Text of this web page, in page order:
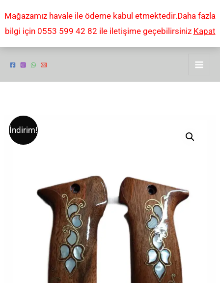
Mağazamız havale ile ödeme kabul etmektedir.Daha fazla
bilgi için 0553 599 42 82 ile iletişime geçebilirsiniz Kapat
İndirim!
₺1.000,00.fiyat:
₺550,00.
MAB
7.65